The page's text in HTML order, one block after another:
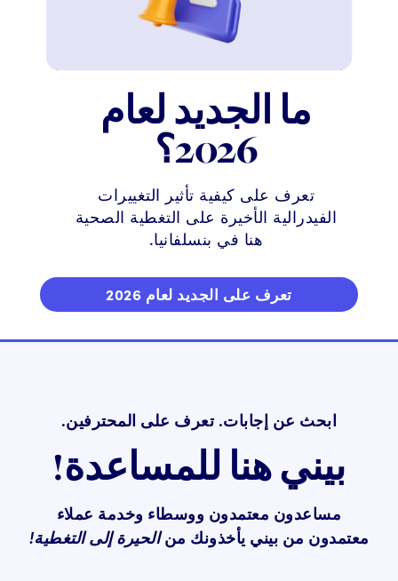
ما الجديد لعام
2026؟
تعرف على كيفية تأثير التغييرات
الفيدرالية الأخيرة على التغطية الصحية
هنا في بنسلفانيا.
تعرف على الجديد لعام 2026
ابحث عن إجابات. تعرف على المحترفين.
بيني هنا للمساعدة!
مساعدون معتمدون ووسطاء وخدمة عملاء
معتمدون من بيني يأخذونك منالحيرة إلى التغطية!